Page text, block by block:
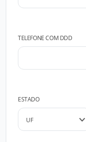
TELEFONE COM DDD
ESTADO